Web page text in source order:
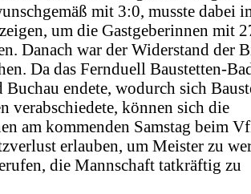
mit 3:0, musste dabei
um die Gastgeberinnen mit
Danach war der Widerstand der
Da das Fernduell Baustetten-
endete, wodurch sich
verabschiedete, können sich die
am kommenden Samstag beim
erlauben, um Meister zu
die Mannschaft tatkräftig zu